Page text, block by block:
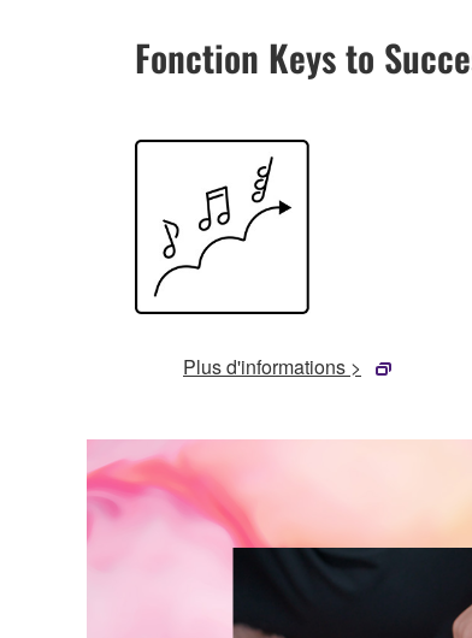
Fonction Keys to
Plus d'informations >